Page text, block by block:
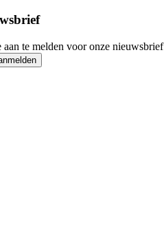
te melden voor onze nieuwsbrief